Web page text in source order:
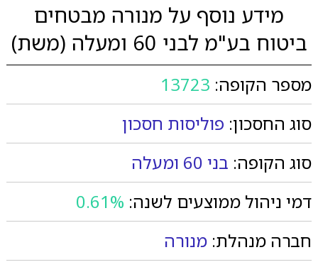
מידע נוסף על מנורה מבטחים
ביטוח בע"מ לבני 60 ומעלה (משת)
מספר הקופה: 13723
סוג החסכון: פוליסות חסכון
סוג הקופה: בני 60 ומעלה
דמי ניהול ממוצעים לשנה: 0.61%
חברה מנהלת: מנורה